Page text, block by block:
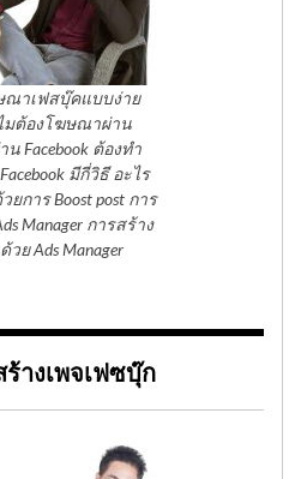
ณาเฟสบุ๊คแบบง่าย
มต้องโฆษณาผ่าน
Facebook ต้องทำ
มีกี่วิธี อะไร
การ Boost post การ
Manager การสร้าง
ย Ads Manager
างเพจเฟซบุ๊ก